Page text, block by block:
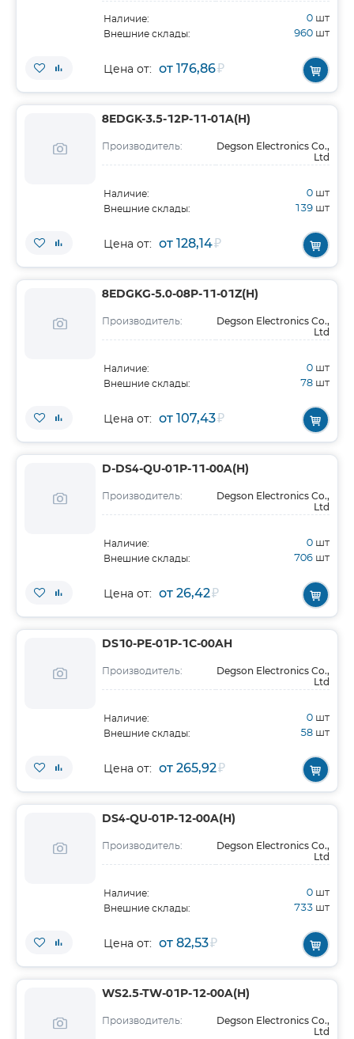
Наличие: 0 шт
Внешние склады: 960 шт
Цена от: от 176,86₽
8EDGK-3.5-12P-11-01A(H)
Производитель:
Degson Electronics Co.,
Ltd
Наличие: 0 шт
Внешние склады: 139 шт
Цена от: от 128,14₽
8EDGKG-5.0-08P-11-01Z(H)
Производитель:
Degson Electronics Co.,
Ltd
Наличие: 0 шт
Внешние склады: 78 шт
Цена от: от 107,43₽
D-DS4-QU-01P-11-00A(H)
Производитель:
Degson Electronics Co.,
Ltd
Наличие: 0 шт
Внешние склады: 706 шт
Цена от: от 26,42₽
DS10-PE-01P-1C-00AH
Производитель:
Degson Electronics Co.,
Ltd
Наличие: 0 шт
Внешние склады: 58 шт
Цена от: от 265,92₽
DS4-QU-01P-12-00A(H)
Производитель:
Degson Electronics Co.,
Ltd
Наличие: 0 шт
Внешние склады: 733 шт
Цена от: от 82,53₽
WS2.5-TW-01P-12-00A(H)
Производитель:
Degson Electronics Co.,
Ltd